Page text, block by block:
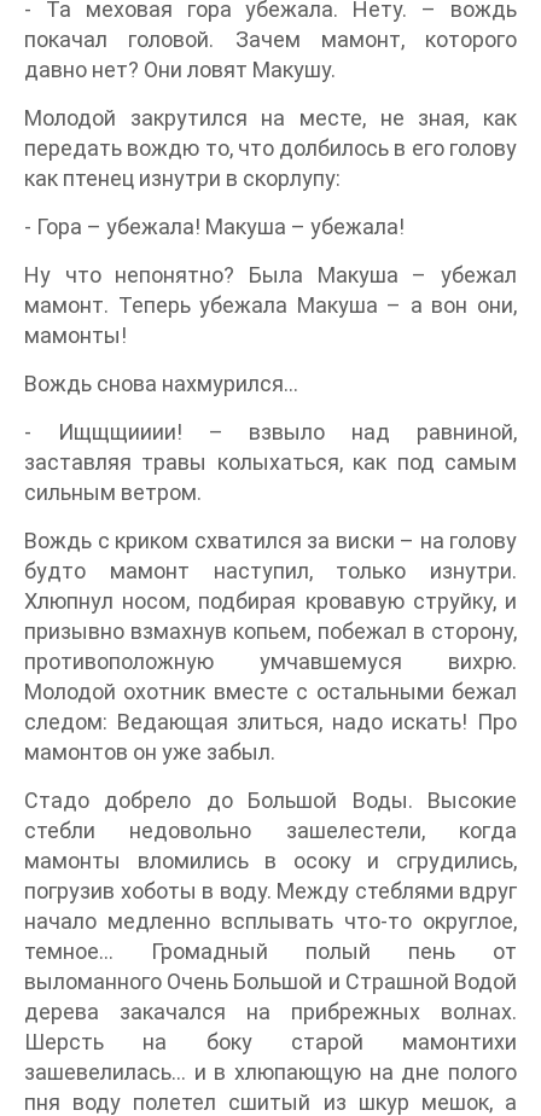
- Та меховая гора убежала. Нету. – вождь
покачал головой. Зачем мамонт, которого
давно нет? Они ловят Макушу.
Молодой закрутился на месте, не зная, как
передать вождю то, что долбилось в его голову
как птенец изнутри в скорлупу:
- Гора – убежала! Макуша – убежала!
Ну что непонятно? Была Макуша – убежал
мамонт. Теперь убежала Макуша – а вон они,
мамонты!
Вождь снова нахмурился…
- Ищщщииии! – взвыло над равниной,
заставляя травы колыхаться, как под самым
сильным ветром.
Вождь с криком схватился за виски – на голову
будто мамонт наступил, только изнутри.
Хлюпнул носом, подбирая кровавую струйку, и
призывно взмахнув копьем, побежал в сторону,
противоположную умчавшемуся вихрю.
Молодой охотник вместе с остальными бежал
следом: Ведающая злиться, надо искать! Про
мамонтов он уже забыл.
Стадо добрело до Большой Воды. Высокие
стебли недовольно зашелестели, когда
мамонты вломились в осоку и сгрудились,
погрузив хоботы в воду. Между стеблями вдруг
начало медленно всплывать что-то округлое,
темное… Громадный полый пень от
выломанного Очень Большой и Страшной Водой
дерева закачался на прибрежных волнах.
Шерсть на боку старой мамонтихи
зашевелилась… и в хлюпающую на дне полого
пня воду полетел сшитый из шкур мешок, а